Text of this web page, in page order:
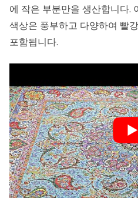
에 작은 부분만을 생산합니다.
색상은 풍부하고 다양하여 빨
포함됩니다.